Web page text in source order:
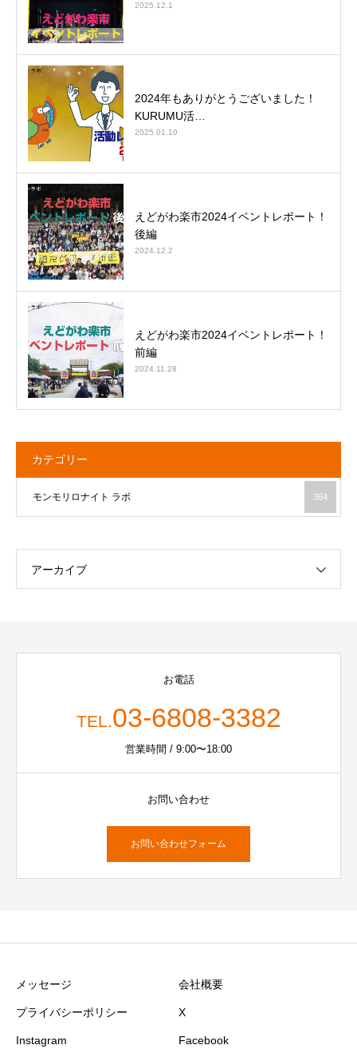
2025.12.1
2024年もありがとうございました！
KURUMU活…
2025.01.10
えどがわ楽市2024イベントレポート！
後編
2024.12.2
えどがわ楽市2024イベントレポート！
前編
2024.11.28
カテゴリー
モンモリロナイト ラボ 364
アーカイブ
お電話
TEL.03-6808-3382
営業時間 / 9:00〜18:00
お問い合わせ
お問い合わせフォーム
メッセージ 会社概要
プライバシーポリシー X
Instagram Facebook